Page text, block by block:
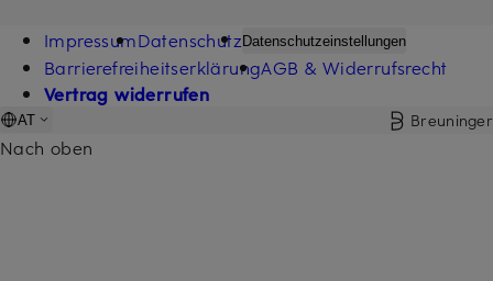
ImpressumDatenschutzDatenschutzeinstellungen
BarrierefreiheitserklärungAGB & Widerrufsrecht
Vertrag widerrufen
AT Breuninger
Nach oben